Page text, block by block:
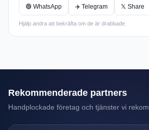
🟢 WhatsApp ✈️ Telegram 𝕏 Share
Hjälp andra att bekräfta om de är drabbade.
Rekommenderade partners
Handplockade företag och tjänster vi